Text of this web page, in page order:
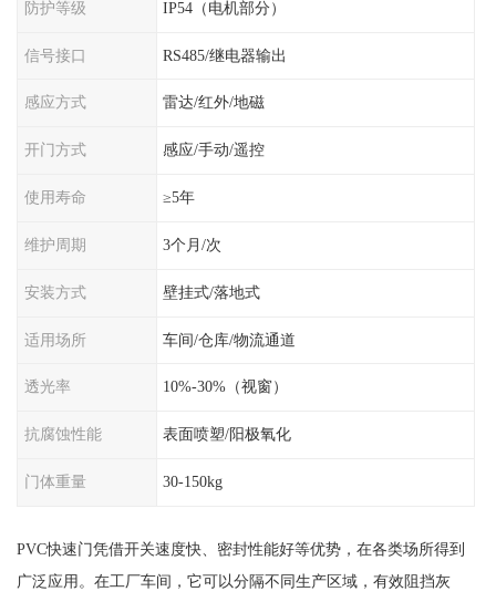
防护等级 IP54（电机部分）
信号接口 RS485/继电器输出
感应方式 雷达/红外/地磁
开门方式 感应/手动/遥控
使用寿命 ≥5年
维护周期 3个月/次
安装方式 壁挂式/落地式
适用场所 车间/仓库/物流通道
透光率 10%-30%（视窗）
抗腐蚀性能 表面喷塑/阳极氧化
门体重量 30-150kg
PVC快速门凭借开关速度快、密封性能好等优势，在各类场所得到
广泛应用。在工厂车间，它可以分隔不同生产区域，有效阻挡灰